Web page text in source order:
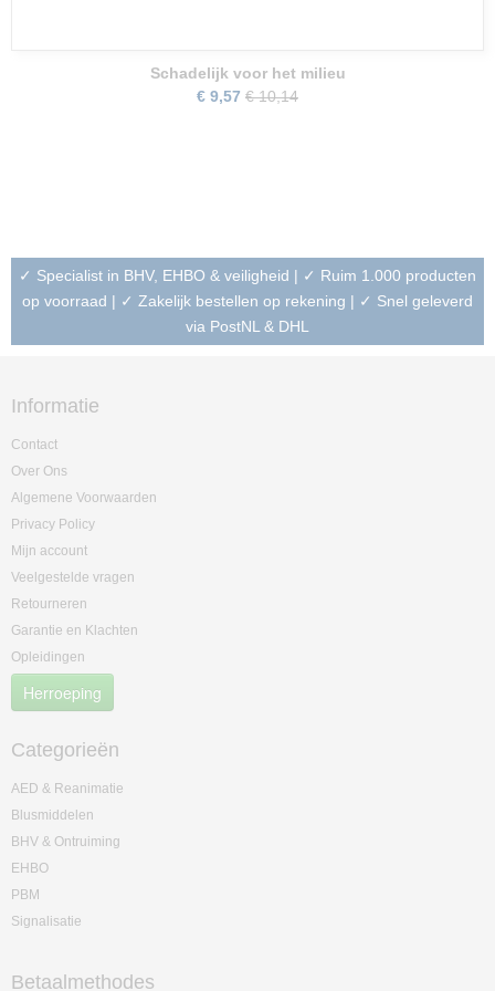
Schadelijk voor het milieu
€ 9,57 € 10,14
✓ Specialist in BHV, EHBO & veiligheid | ✓ Ruim 1.000 producten
op voorraad | ✓ Zakelijk bestellen op rekening | ✓ Snel geleverd
via PostNL & DHL
Informatie
Contact
Over Ons
Algemene Voorwaarden
Privacy Policy
Mijn account
Veelgestelde vragen
Retourneren
Garantie en Klachten
Opleidingen
Herroeping
Categorieën
AED & Reanimatie
Blusmiddelen
BHV & Ontruiming
EHBO
PBM
Signalisatie
Betaalmethodes